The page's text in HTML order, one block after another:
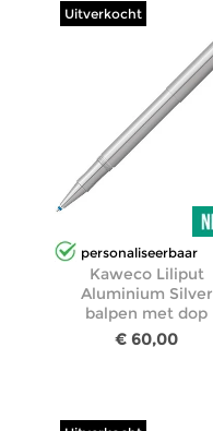
personaliseerbaar
Uitverkocht
Kaweco Liliput
Aluminium Silver
balpen met dop
€ 60,00